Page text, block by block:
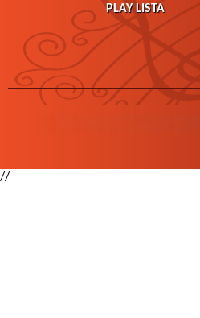
PLAY LISTA
//